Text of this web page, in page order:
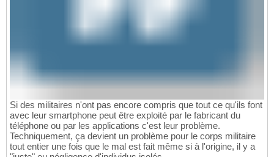
Si des militaires n'ont pas encore compris que tout ce qu'ils font
avec leur smartphone peut être exploité par le fabricant du
téléphone ou par les applications c'est leur problème.
Techniquement, ça devient un problème pour le corps militaire
tout entier une fois que le mal est fait même si à l'origine, il y a